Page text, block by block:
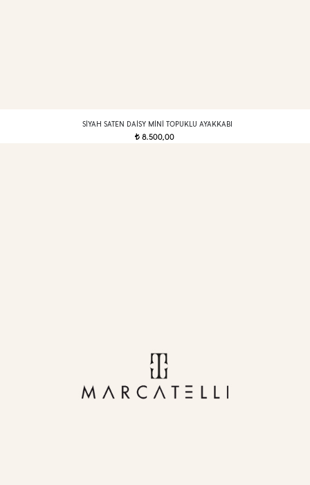
SIYAH SATEN DAISY MINI TOPUKLU AYAKKABI
t8.500,00